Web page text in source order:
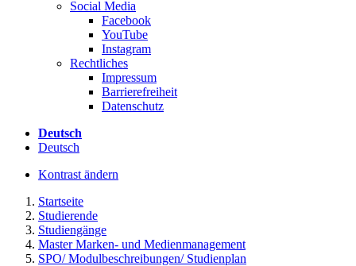
Social Media
Facebook
YouTube
Instagram
Rechtliches
Impressum
Barrierefreiheit
Datenschutz
Deutsch
Deutsch
Kontrast ändern
Startseite
Studierende
Studiengänge
Master Marken- und Medienmanagement
SPO/ Modulbeschreibungen/ Studienplan